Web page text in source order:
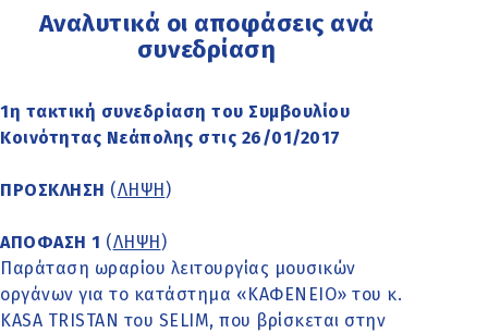
Αναλυτικά οι αποφάσεις ανά
συνεδρίαση
1η τακτική συνεδρίαση του Συμβουλίου
Κοινότητας Νεάπολης στις 26/01/2017
ΠΡΟΣΚΛΗΣΗ (ΛΗΨΗ )
ΑΠΟΦΑΣΗ 1 (ΛΗΨΗ )
Παράταση ωραρίου λειτουργίας μουσικών
οργάνων για το κατάστημα «ΚΑΦΕΝΕΙΟ» του κ.
KASA TRISTAN του SELIM, που βρίσκεται στην